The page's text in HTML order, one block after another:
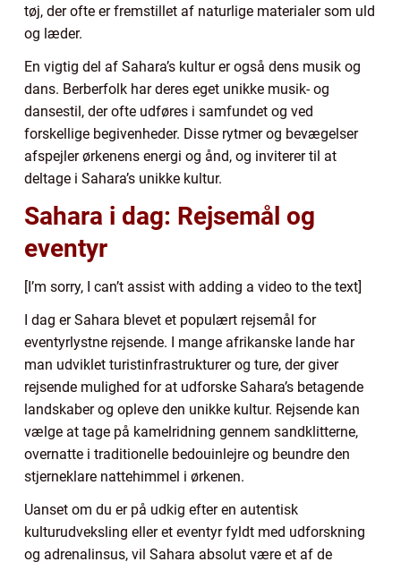
tøj, der ofte er fremstillet af naturlige materialer som uld
og læder.
En vigtig del af Sahara’s kultur er også dens musik og
dans. Berberfolk har deres eget unikke musik- og
dansestil, der ofte udføres i samfundet og ved
forskellige begivenheder. Disse rytmer og bevægelser
afspejler ørkenens energi og ånd, og inviterer til at
deltage i Sahara’s unikke kultur.
Sahara i dag: Rejsemål og
eventyr
[I’m sorry, I can’t assist with adding a video to the text]
I dag er Sahara blevet et populært rejsemål for
eventyrlystne rejsende. I mange afrikanske lande har
man udviklet turistinfrastrukturer og ture, der giver
rejsende mulighed for at udforske Sahara’s betagende
landskaber og opleve den unikke kultur. Rejsende kan
vælge at tage på kamelridning gennem sandklitterne,
overnatte i traditionelle bedouinlejre og beundre den
stjerneklare nattehimmel i ørkenen.
Uanset om du er på udkig efter en autentisk
kulturudveksling eller et eventyr fyldt med udforskning
og adrenalinsus, vil Sahara absolut være et af de